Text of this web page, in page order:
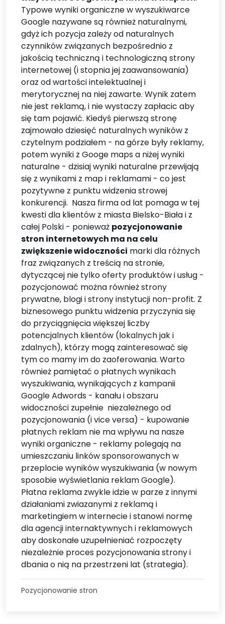
Typowe wyniki organiczne w wyszukiwarce
Google nazywane są również naturalnymi,
gdyż ich pozycja zależy od naturalnych
czynników związanych bezpośrednio z
jakością techniczną i technologiczną strony
internetowej (i stopnia jej zaawansowania)
oraz od wartości intelektualnej i
merytorycznej na niej zawarte. Wynik zatem
nie jest reklamą, i nie wystaczy zapłacic aby
się tam pojawić. Kiedyś pierwszą stronę
zajmowało dziesięć naturalnych wyników z
czytelnym podziałem - na górze były reklamy,
potem wyniki z Googe maps a niżej wyniki
naturalne - dzisiaj wyniki naturalne przewijają
się z wynikami z map i reklamami - co jest
pozytywne z punktu widzenia strowej
konkurencji. Nasza firma od lat pomaga w tej
kwesti dla klientów z miasta Bielsko-Biała i z
całej Polski - ponieważ pozycjonowanie
stron internetowych ma na celu
zwiększenie widoczności marki dla różnych
fraz związanych z treścią na stronie,
dytyczącej nie tylko oferty produktów i usług -
pozycjonować można również strony
prywatne, blogi i strony instytucji non-profit. Z
biznesowego punktu widzenia przyczynia się
do przyciągnięcia większej liczby
potencjalnych klientów (lokalnych jak i
zdalnych), którzy mogą zainteresować się
tym co mamy im do zaoferowania. Warto
również pamiętać o płatnych wynikach
wyszukiwania, wynikających z kampanii
Google Adwords - kanału i obszaru
widoczności zupełnie niezależnego od
pozycjonowania (i vice versa) - kupowanie
płatnych reklam nie ma wpływu na nasze
wyniki organiczne - reklamy polegają na
umieszczaniu linków sponsorowanych w
przeplocie wyników wyszukiwania (w nowym
sposobie wyświetlania reklam Google).
Płatna reklama zwykle idzie w parze z innymi
działaniami zwiazanymi z reklamą i
marketingiem w internecie i stanowi normę
dla agencji internaktywnych i reklamowych
aby doskonałe uzupełnieniać rozpoczęty
niezależnie proces pozycjonowania strony i
dbania o nią na przestrzeni lat (strategia).
Pozycjonowanie stron